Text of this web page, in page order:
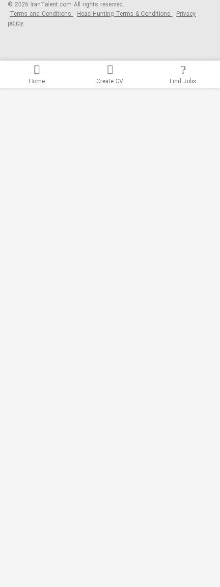
© 2026 IranTalent.com All rights reserved.
Terms and Conditions Head Hunting Terms & Conditions Privacy
policy
Home Create CV Find Jobs